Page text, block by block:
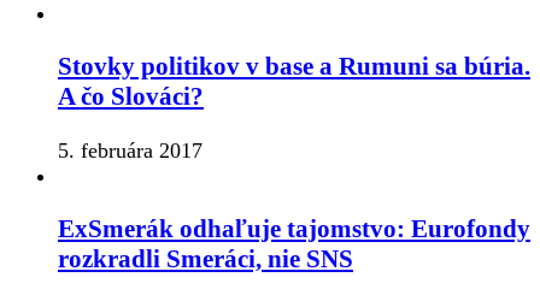
Stovky politikov v base a Rumuni sa búria.
A čo Slováci?
5. februára 2017
ExSmerák odhaľuje tajomstvo: Eurofondy
rozkradli Smeráci, nie SNS